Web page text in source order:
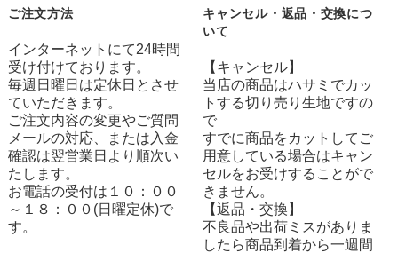
ご注文方法
インターネットにて24時間
受け付けております。
毎週日曜日は定休日とさせ
ていただきます。
ご注文内容の変更やご質問
メールの対応、または入金
確認は翌営業日より順次い
たします。
お電話の受付は１０：００
～１８：００(日曜定休)で
す。
キャンセル・返品・交換につ
いて
【キャンセル】
当店の商品はハサミでカッ
トする切り売り生地ですの
で
すでに商品をカットしてご
用意している場合はキャン
セルをお受けすることがで
きません。
【返品・交換】
不良品や出荷ミスがありま
したら商品到着から一週間